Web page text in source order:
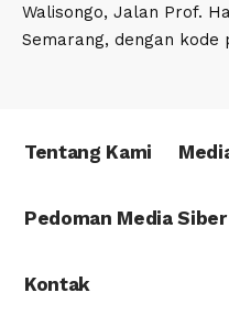
Walisongo, Jalan Prof.
Semarang, dengan kode
Tentang Kami
Pedoman Media Siber
Kontak